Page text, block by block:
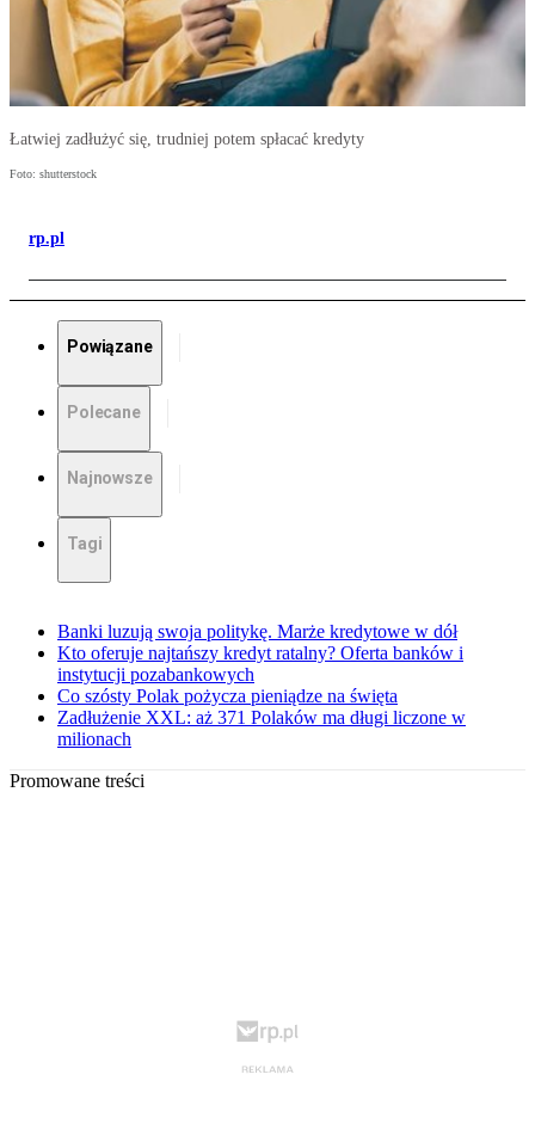
Łatwiej zadłużyć się, trudniej potem spłacać kredyty
Foto: shutterstock
rp.pl
Powiązane
Polecane
Najnowsze
Tagi
Banki luzują swoja politykę. Marże kredytowe w dół
Kto oferuje najtańszy kredyt ratalny? Oferta banków i
instytucji pozabankowych
Co szósty Polak pożycza pieniądze na święta
Zadłużenie XXL: aż 371 Polaków ma długi liczone w
milionach
Promowane treści